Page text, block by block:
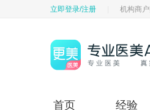
立即登录/注册 机构商
首页 经验